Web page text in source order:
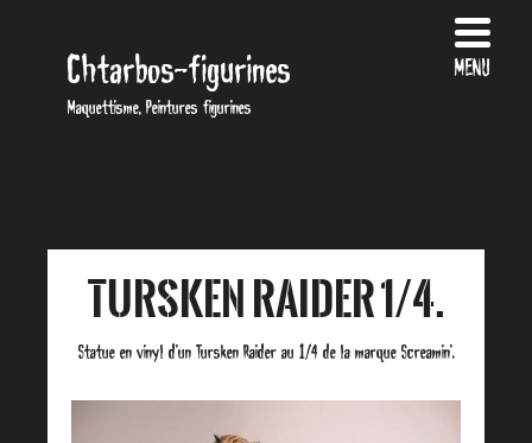
Chtarbos-figurines
Maquettisme, Peintures figurines
Tursken Raider 1/4.
Statue en vinyl d’un Tursken Raider au 1/4 de la marque Screamin’.
MENU